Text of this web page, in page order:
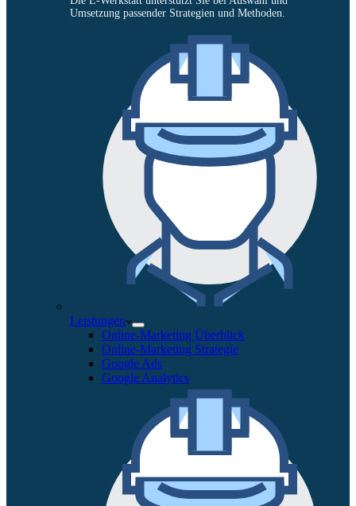
Umsetzung passender Strategien und Methoden.
Leistungen
Online-Marketing Überblick
Online-Marketing Strategie
Google Ads
Google Analytics